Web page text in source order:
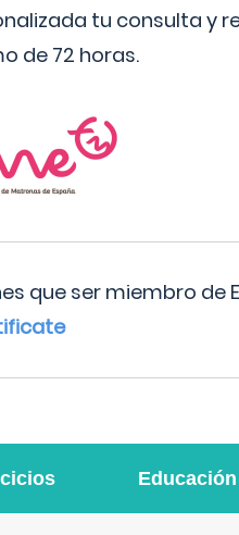
tu consulta y
de 72 horas.
que ser miembro de